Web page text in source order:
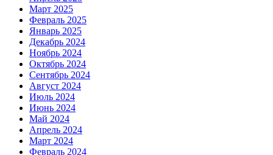
Март 2025
Февраль 2025
Январь 2025
Декабрь 2024
Ноябрь 2024
Октябрь 2024
Сентябрь 2024
Август 2024
Июль 2024
Июнь 2024
Май 2024
Апрель 2024
Март 2024
Февраль 2024